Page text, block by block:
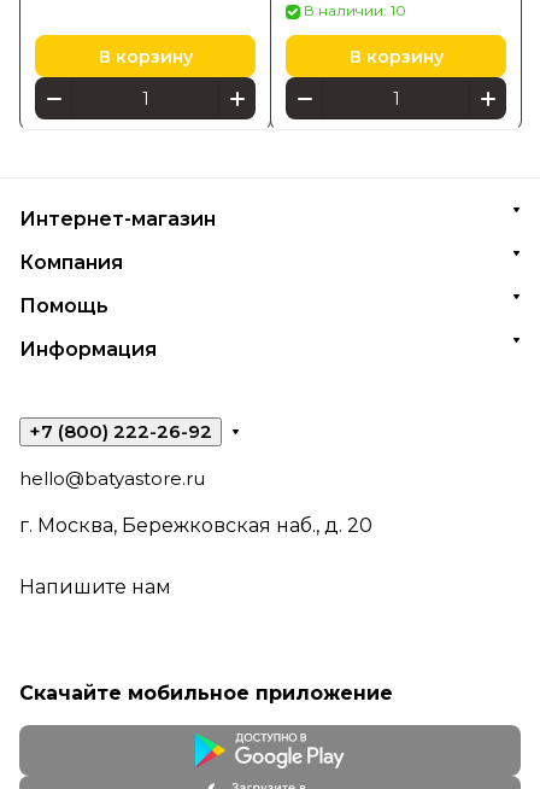
В корзину
В наличии: 10
В корзину
Интернет-магазин
Компания
Помощь
Информация
+7 (800) 222-26-92
hello@batyastore.ru
г. Москва, Бережковская наб., д. 20
Напишите нам
Скачайте мобильное приложение